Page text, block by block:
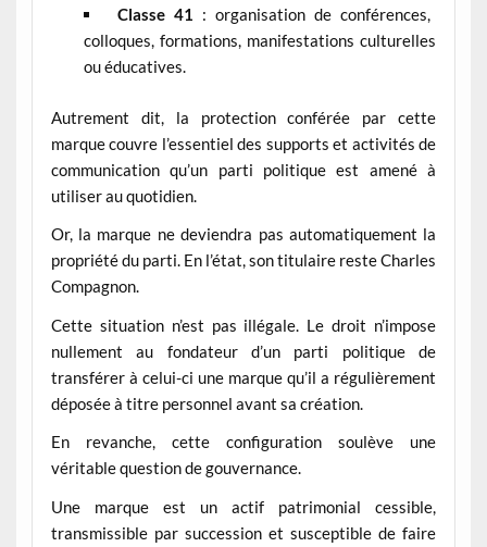
Classe 41 : organisation de conférences,
colloques, formations, manifestations culturelles
ou éducatives.
Autrement dit, la protection conférée par cette
marque couvre l’essentiel des supports et activités de
communication qu’un parti politique est amené à
utiliser au quotidien.
Or, la marque ne deviendra pas automatiquement la
propriété du parti. En l’état, son titulaire reste Charles
Compagnon.
Cette situation n’est pas illégale. Le droit n’impose
nullement au fondateur d’un parti politique de
transférer à celui-ci une marque qu’il a régulièrement
déposée à titre personnel avant sa création.
En revanche, cette configuration soulève une
véritable question de gouvernance.
Une marque est un actif patrimonial cessible,
transmissible par succession et susceptible de faire